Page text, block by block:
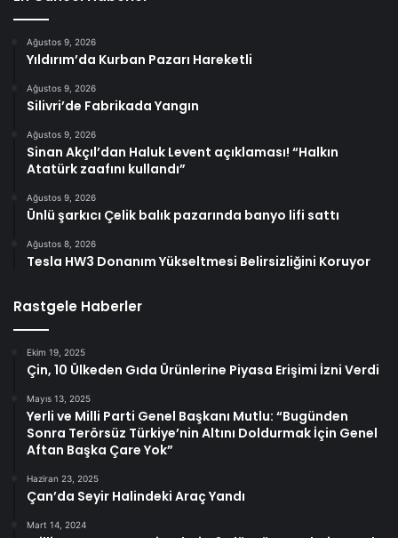
Ağustos 9, 2026
Yıldırım’da Kurban Pazarı Hareketli
Ağustos 9, 2026
Silivri’de Fabrikada Yangın
Ağustos 9, 2026
Sinan Akçıl’dan Haluk Levent açıklaması! “Halkın
Atatürk zaafını kullandı”
Ağustos 9, 2026
Ünlü şarkıcı Çelik balık pazarında banyo lifi sattı
Ağustos 8, 2026
Tesla HW3 Donanım Yükseltmesi Belirsizliğini Koruyor
Rastgele Haberler
Ekim 19, 2025
Çin, 10 Ülkeden Gıda Ürünlerine Piyasa Erişimi İzni Verdi
Mayıs 13, 2025
Yerli ve Milli Parti Genel Başkanı Mutlu: “Bugünden
Sonra Terörsüz Türkiye’nin Altını Doldurmak İçin Genel
Aftan Başka Çare Yok”
Haziran 23, 2025
Çan’da Seyir Halindeki Araç Yandı
Mart 14, 2024